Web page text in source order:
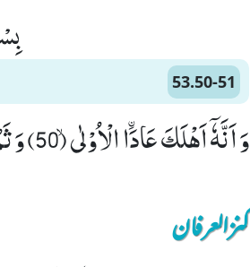
53.50-51
وَ اَنَّهٗۤ اَهْلَكَ عَادَاﰳ الْاُوْلٰىۙ (50) وَ ثَمُوْدَاۡ فَمَاۤ اَبْقٰىۙ (51)
کنزالعرفان